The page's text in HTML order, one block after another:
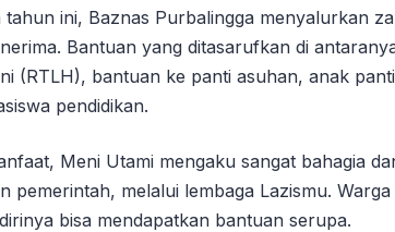
ini, Baznas Purbalingga menyalurkan
Bantuan yang ditasarufkan di
(RTLH), bantuan ke panti asuhan, anak
pendidikan.
Meni Utami mengaku sangat bahagia
pemerintah, melalui lembaga Lazismu.
bisa mendapatkan bantuan serupa.